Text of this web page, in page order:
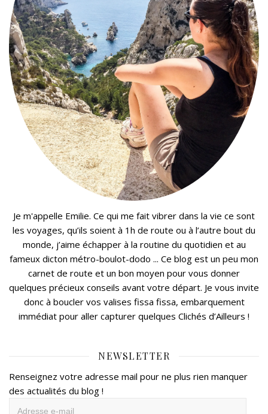
Je m'appelle Emilie. Ce qui me fait vibrer dans la vie ce sont
les voyages, qu’ils soient à 1h de route ou à l’autre bout du
monde, j’aime échapper à la routine du quotidien et au
fameux dicton métro-boulot-dodo ... Ce blog est un peu mon
carnet de route et un bon moyen pour vous donner
quelques précieux conseils avant votre départ. Je vous invite
donc à boucler vos valises fissa fissa, embarquement
immédiat pour aller capturer quelques Clichés d’Ailleurs !
NEWSLETTER
Renseignez votre adresse mail pour ne plus rien manquer
des actualités du blog !